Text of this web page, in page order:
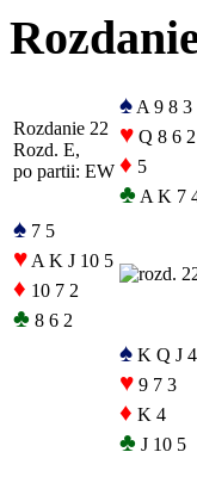
Rozdanie 22
Rozd. E,
po partii: EW
♠ A 9 8 3
♥ Q 8 6 2
♦ 5
♣ A K 7
♠ 7 5
♥ A K J 10 5
♦ 10 7 2
♣ 8 6 2
♠ K Q J
♥ 9 7 3
♦ K 4
♣ J 10 5